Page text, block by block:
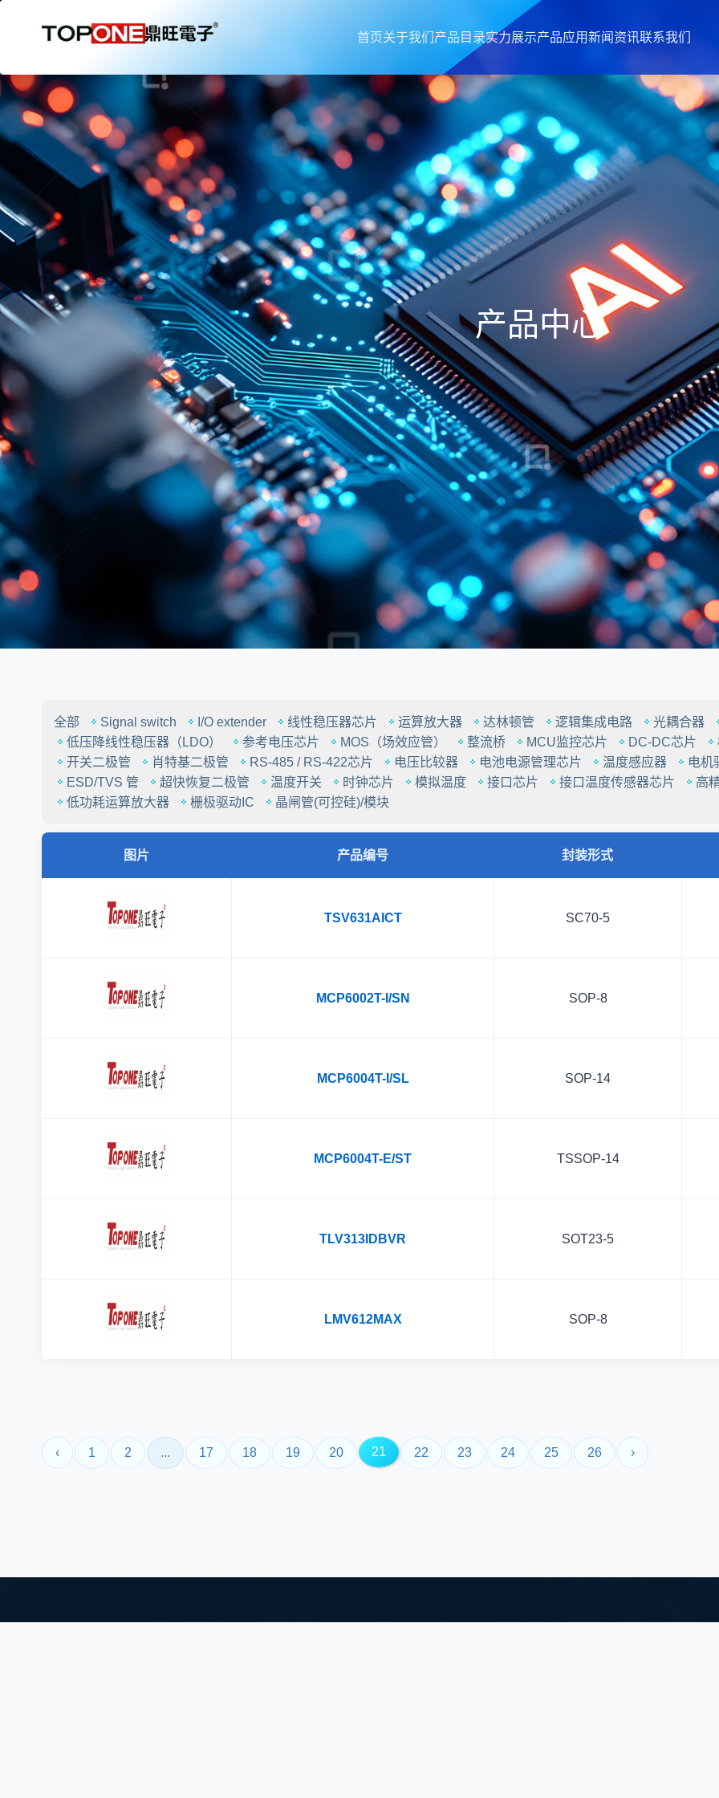
首页关于我们 产品目录实力展示产品应用新闻资讯联系我们
产品中心
全部 Signal switch I/O extender 线性稳压器芯片 运算放大器 达林顿管 逻辑集成电路
光耦合器
低压降线性稳压器（LDO）
参考电压芯片 MOS（场效应管） 整流桥 MCU监控芯片 DC-DC芯片
开关二极管
肖特基二极管 RS-485 / RS-422芯片 电压比较器 电池电源管理芯片 温度感应器
电机
ESD/TVS 管
超快恢复二极管 温度开关 时钟芯片 模拟温度 接口芯片 接口温度传感器芯片
高
低功耗运算放大器
栅极驱动IC 晶闸管(可控硅)/模块
图片 产品编号 封装形式
TSV631AICT SC70-5
MCP6002T-I/SN SOP-8
MCP6004T-I/SL SOP-14
MCP6004T-E/ST TSSOP-14
TLV313IDBVR SOT23-5
LMV612MAX SOP-8
‹ 1 2 ... 17 18 19 20 21 22 23 24 25 26 ›